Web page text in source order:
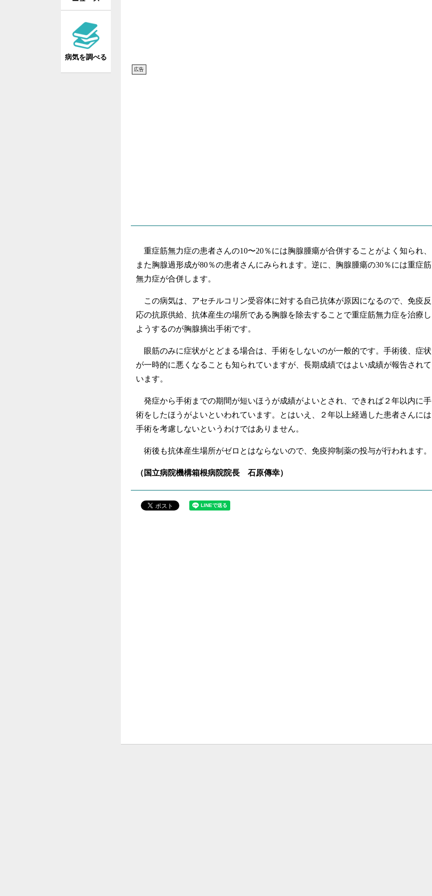
病気を調べる
広告
重症筋無力症の患者さんの10〜20％には胸腺腫瘍が合併することがよく知られ、
また胸腺過形成が80％の患者さんにみられます。逆に、胸腺腫瘍の30％には重症筋
無力症が合併します。
この病気は、アセチルコリン受容体に対する自己抗体が原因になるので、免疫反
応の抗原供給、抗体産生の場所である胸腺を除去することで重症筋無力症を治療し
ようするのが胸腺摘出手術です。
眼筋のみに症状がとどまる場合は、手術をしないのが一般的です。手術後、症状
が一時的に悪くなることも知られていますが、長期成績ではよい成績が報告されて
います。
発症から手術までの期間が短いほうが成績がよいとされ、できれば２年以内に手
術をしたほうがよいといわれています。とはいえ、２年以上経過した患者さんには
手術を考慮しないというわけではありません。
術後も抗体産生場所がゼロとはならないので、免疫抑制薬の投与が行われます。
（国立病院機構箱根病院院長 石原傳幸）